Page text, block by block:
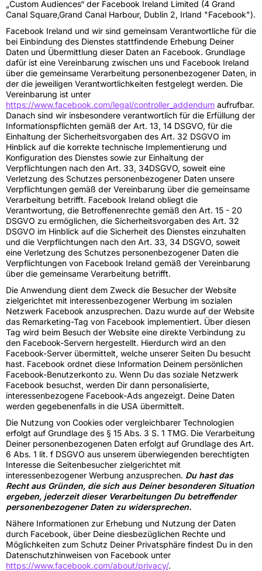
„Custom Audiences“ der Facebook Ireland Limited (4 Grand
Canal Square,Grand Canal Harbour, Dublin 2, Irland "Facebook").
Facebook Ireland und wir sind gemeinsam Verantwortliche für die
bei Einbindung des Dienstes stattfindende Erhebung Deiner
Daten und Übermittlung dieser Daten an Facebook. Grundlage
dafür ist eine Vereinbarung zwischen uns und Facebook Ireland
über die gemeinsame Verarbeitung personenbezogener Daten, in
der die jeweiligen Verantwortlichkeiten festgelegt werden. Die
Vereinbarung ist unter
https://www.facebook.com/legal/controller_addendum aufrufbar.
Danach sind wir insbesondere verantwortlich für die Erfüllung der
Informationspflichten gemäß der Art. 13, 14 DSGVO, für die
Einhaltung der Sicherheitsvorgaben des Art. 32 DSGVO im
Hinblick auf die korrekte technische Implementierung und
Konfiguration des Dienstes sowie zur Einhaltung der
Verpflichtungen nach den Art. 33, 34DSGVO, soweit eine
Verletzung des Schutzes personenbezogener Daten unsere
Verpflichtungen gemäß der Vereinbarung über die gemeinsame
Verarbeitung betrifft. Facebook Ireland obliegt die
Verantwortung, die Betroffenenrechte gemäß den Art. 15 - 20
DSGVO zu ermöglichen, die Sicherheitsvorgaben des Art. 32
DSGVO im Hinblick auf die Sicherheit des Dienstes einzuhalten
und die Verpflichtungen nach den Art. 33, 34 DSGVO, soweit
eine Verletzung des Schutzes personenbezogener Daten die
Verpflichtungen von Facebook Ireland gemäß der Vereinbarung
über die gemeinsame Verarbeitung betrifft.
Die Anwendung dient dem Zweck die Besucher der Website
zielgerichtet mit interessenbezogener Werbung im sozialen
Netzwerk Facebook anzusprechen. Dazu wurde auf der Website
das Remarketing-Tag von Facebook implementiert. Über diesen
Tag wird beim Besuch der Website eine direkte Verbindung zu
den Facebook-Servern hergestellt. Hierdurch wird an den
Facebook-Server übermittelt, welche unserer Seiten Du besucht
hast. Facebook ordnet diese Information Deinem persönlichen
Facebook-Benutzerkonto zu. Wenn Du das soziale Netzwerk
Facebook besuchst, werden Dir dann personalisierte,
interessenbezogene Facebook-Ads angezeigt. Deine Daten
werden gegebenenfalls in die USA übermittelt.
Die Nutzung von Cookies oder vergleichbarer Technologien
erfolgt auf Grundlage des § 15 Abs. 3 S. 1 TMG. Die Verarbeitung
Deiner personenbezogenen Daten erfolgt auf Grundlage des Art.
6 Abs. 1 lit. f DSGVO aus unserem überwiegenden berechtigten
Interesse die Seitenbesucher zielgerichtet mit
interessenbezogener Werbung anzusprechen. Du hast das
Recht aus Gründen, die sich aus Deiner besonderen Situation
ergeben, jederzeit dieser Verarbeitungen Du betreffender
personenbezogener Daten zu widersprechen.
Nähere Informationen zur Erhebung und Nutzung der Daten
durch Facebook, über Deine diesbezüglichen Rechte und
Möglichkeiten zum Schutz Deiner Privatsphäre findest Du in den
Datenschutzhinweisen von Facebook unter
https://www.facebook.com/about/privacy/.